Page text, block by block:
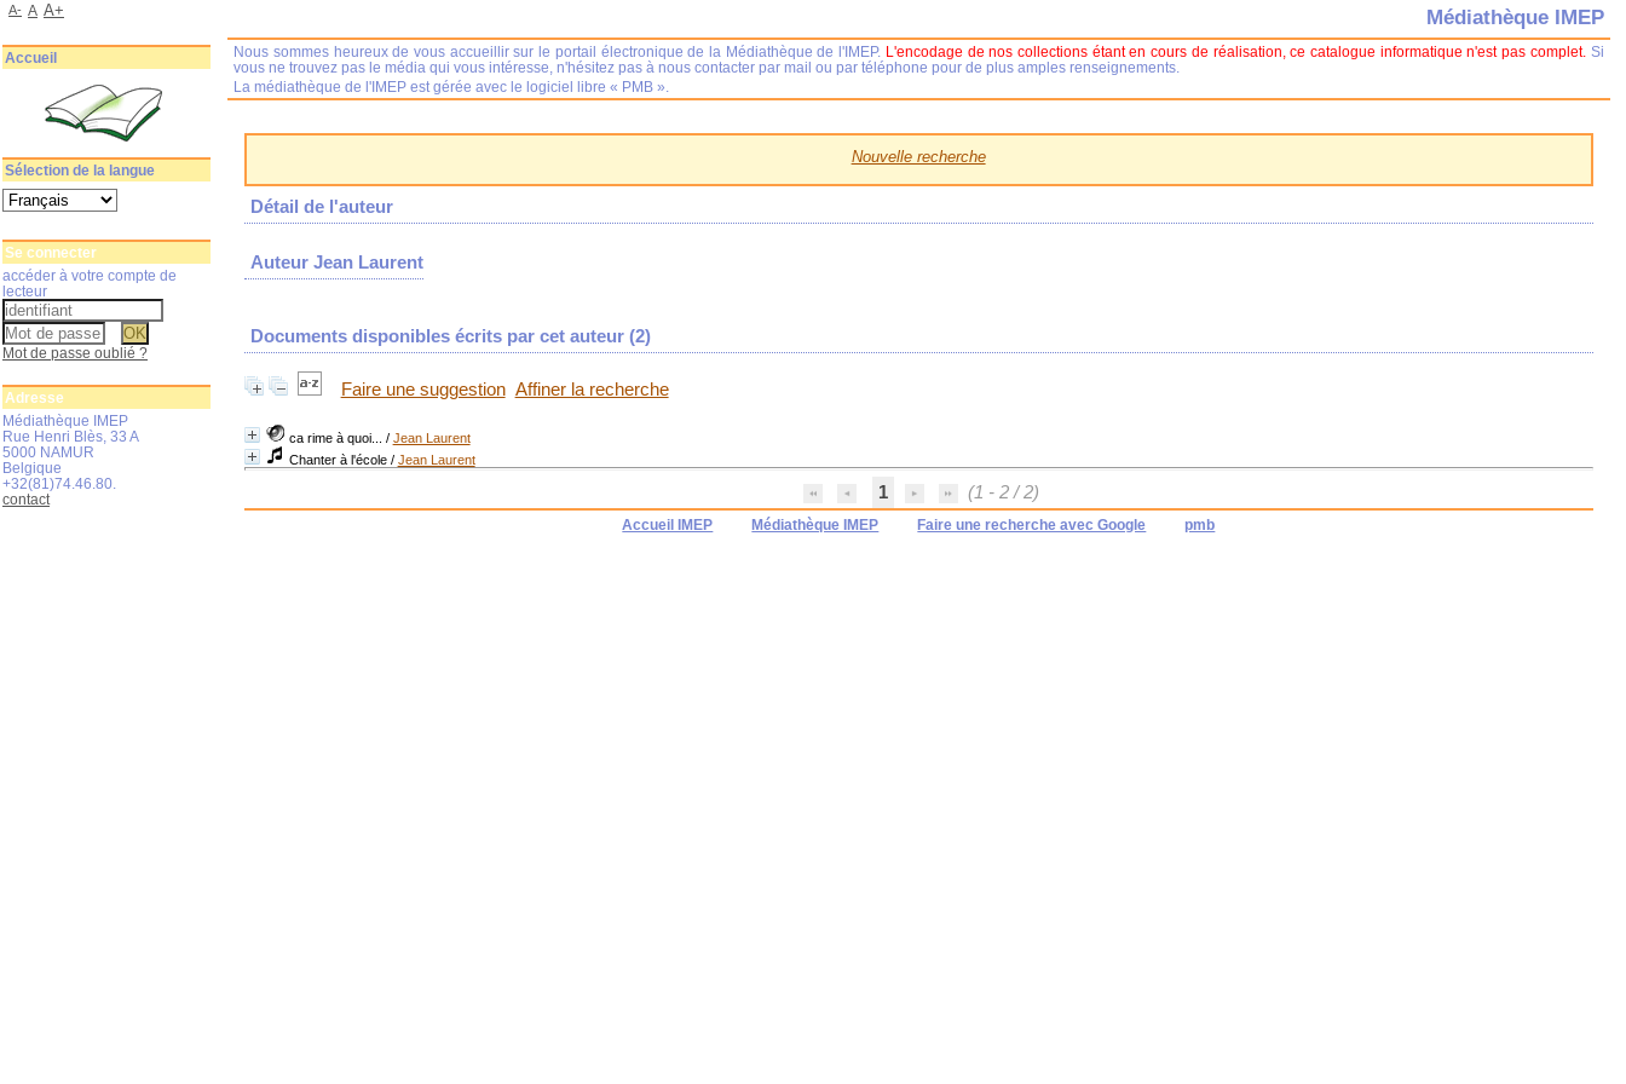
Nouvelle recherche
Détail de l'auteur
Auteur Jean Laurent
Documents disponibles écrits par cet auteur (2)
Faire une suggestion Affiner la recherche
ca rime à quoi... / Jean Laurent
Chanter à l'école/ Jean Laurent
1 (1 - 2 / 2)
Accueil IMEP Médiathèque IMEP Faire une recherche avec Google pmb
Médiathèque IMEP
Nous sommes heureux de vous accueillir sur le portail électronique de la Médiathèque de l'IMEP. L'encodage de nos collections étant en cours de réalisation, ce catalogue informatique n'est pas complet. Si
vous ne trouvez pas le média qui vous intéresse, n'hésitez pas à nous contacter par mail ou par téléphone pour de plus amples renseignements.
La médiathèque de l'IMEP est gérée avec le logiciel libre « PMB ».
A- A A+
Accueil
Sélection de la langue
Se connecter
accéder à votre compte de
lecteur
Mot de passe oublié ?
Adresse
Médiathèque IMEP
Rue Henri Blès, 33 A
5000 NAMUR
Belgique
+32(81)74.46.80.
contact